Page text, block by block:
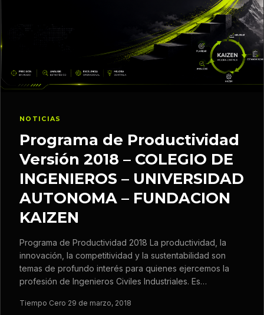
NOTICIAS
Programa de Productividad
Versión 2018 – COLEGIO DE
INGENIEROS – UNIVERSIDAD
AUTONOMA – FUNDACION
KAIZEN
Programa de Productividad 2018 La productividad, la
innovación, la competitividad y la sustentabilidad son
temas de profundo interés para quienes ejercemos la
profesión de Ingenieros Civiles Industriales. Es…
Tiempo Cero·29 de marzo, 2018